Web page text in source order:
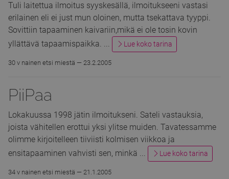
Tuli laitettua ilmoitus syyskesällä, ilmoitukseeni vastasi
erilainen eli ei just mun oloinen, mutta tsekattava tyyppi.
Sovittiin tapaaminen kaivariin,mikä ei ole tosin kovin
yllättävä tapaamispaikka. ...
Lue koko tarina
30 v nainen etsi miestä — 23.2.2005
PiiPaa
Lokakuussa 1998 jätin ilmoitukseni. Sateli vastauksia,
joista vähitellen erottui yksi ylitse muiden. Tavatessamme
olimme kirjoitelleen tiiviisti kolmisen viikkoa ja
ensitapaaminen vahvisti sen, minkä ...
Lue koko tarina
34 v nainen etsi miestä — 21.1.2005